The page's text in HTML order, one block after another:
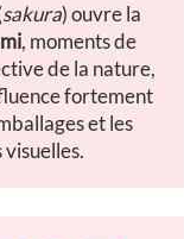
sakura) ouvre la
, moments de
de la nature,
fortement
et les
visuelles.